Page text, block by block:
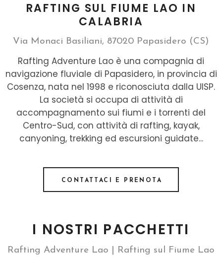
RAFTING SUL FIUME LAO IN
CALABRIA
Via Monaci Basiliani, 87020 Papasidero (CS)
Rafting Adventure Lao è una compagnia di
navigazione fluviale di Papasidero, in provincia di
Cosenza, nata nel 1998 e riconosciuta dalla UISP.
La società si occupa di attività di
accompagnamento sui fiumi e i torrenti del
Centro-Sud, con attività di rafting, kayak,
canyoning, trekking ed escursioni guidate...
CONTATTACI E PRENOTA
I NOSTRI PACCHETTI
Rafting Adventure Lao | Rafting sul Fiume Lao